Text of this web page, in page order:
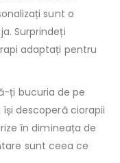
sunt o
Surprindeți
adaptați pentru
ți bucuria de pe
descoperă ciorapii
în dimineața de
sunt ceea ce